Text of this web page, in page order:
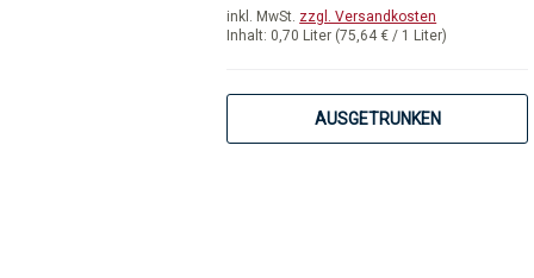
Inhalt: 0,70 Liter (75,64 € / 1 Liter)
inkl. MwSt. zzgl. Versandkosten
AUSGETRUNKEN